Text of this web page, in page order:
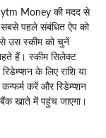
Money की मदद से
पहले संबंधित ऐप को
उस स्कीम को चुनें
हैं। स्कीम सिलेक्ट
के लिए राशि या
कन्फर्म करें और रिडेम्प्शन
खाते में पहुंच जाएगा।